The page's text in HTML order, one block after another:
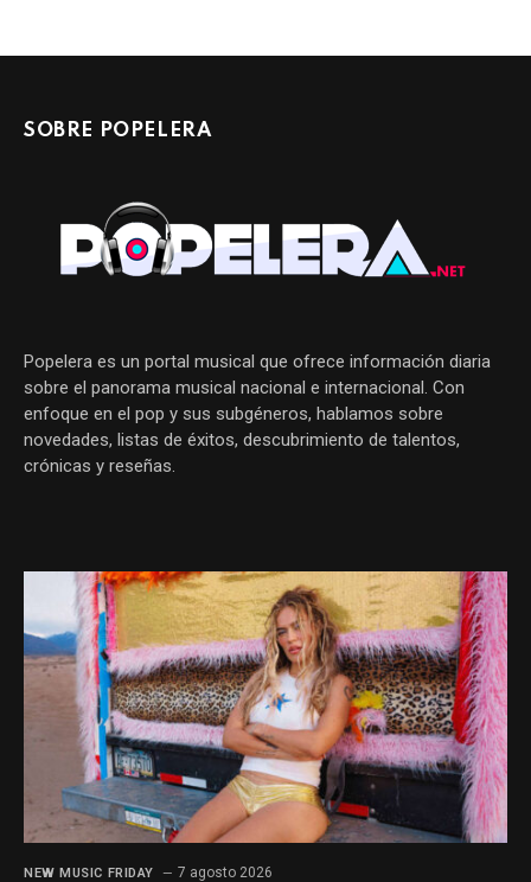
SOBRE POPELERA
Popelera es un portal musical que ofrece información diaria
sobre el panorama musical nacional e internacional. Con
enfoque en el pop y sus subgéneros, hablamos sobre
novedades, listas de éxitos, descubrimiento de talentos,
crónicas y reseñas.
NEW MUSIC FRIDAY 7 agosto 2026